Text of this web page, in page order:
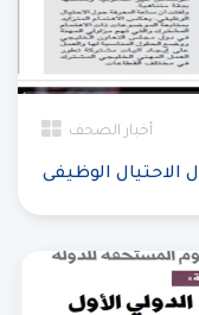
أخبار الصحف
الوظيفى